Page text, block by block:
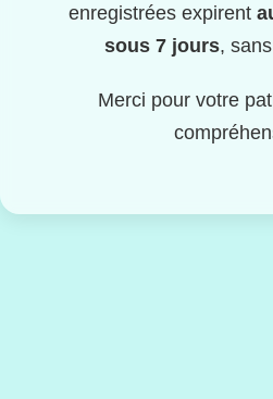
enregistrées expirent
sous 7 jours,
Merci pour votre